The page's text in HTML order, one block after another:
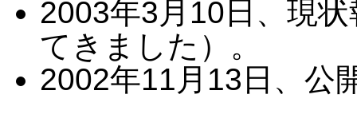
2003年3月10日、現
てきました）。
2002年11月13日、公